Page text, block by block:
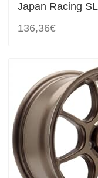
Japan Racing
136,36€